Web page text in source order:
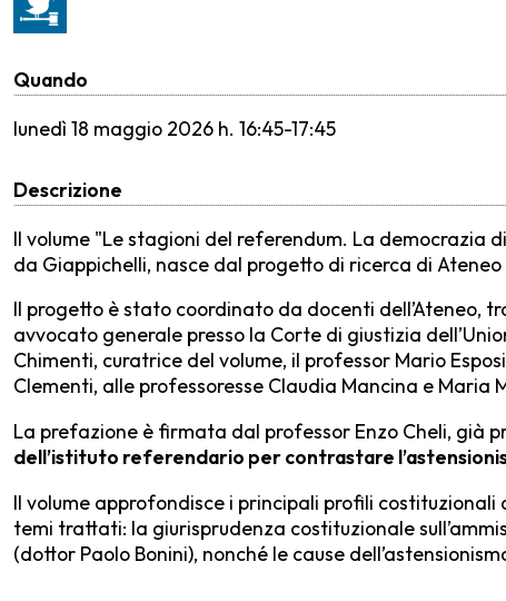
Quando
lunedì 18 maggio 2026 h. 16:45-17:45
Descrizione
Il volume "Le stagioni del referendum. La democrazia
da Giappichelli, nasce dal progetto di ricerca di
Il progetto è stato coordinato da docenti dell’Ateneo,
avvocato generale presso la Corte di giustizia
Chimenti, curatrice del volume, il professor Mario
Clementi, alle professoresse Claudia Mancina e Maria
La prefazione è firmata dal professor Enzo Cheli, già
dell’istituto referendario per contrastare
Il volume approfondisce i principali profili
temi trattati: la giurisprudenza costituzionale
(dottor Paolo Bonini), nonché le cause